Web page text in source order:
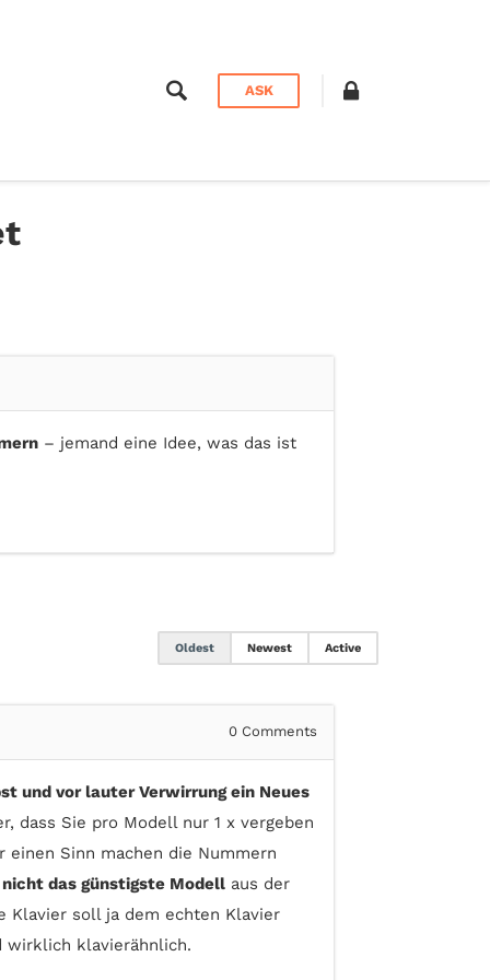
ASK
– jemand eine Idee, was das ist
Active
Newest
Oldest
0 Comments
und vor lauter Verwirrung ein Neues
dass Sie pro Modell nur 1 x vergeben
einen Sinn machen die Nummern
nicht das günstigste Modell aus der
Klavier soll ja dem echten Klavier
wirklich klavierähnlich.